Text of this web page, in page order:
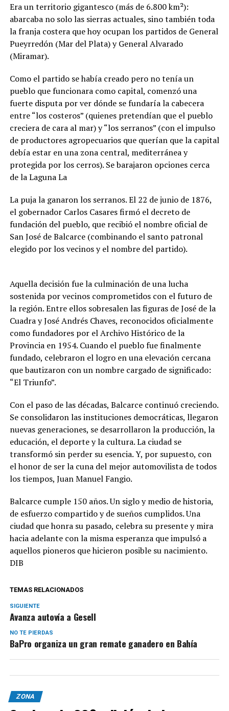
Era un territorio gigantesco (más de 6.800 km²):
abarcaba no solo las sierras actuales, sino también toda
la franja costera que hoy ocupan los partidos de General
Pueyrredón (Mar del Plata) y General Alvarado
(Miramar).
Como el partido se había creado pero no tenía un
pueblo que funcionara como capital, comenzó una
fuerte disputa por ver dónde se fundaría la cabecera
entre “los costeros” (quienes pretendían que el pueblo
creciera de cara al mar) y “los serranos” (con el impulso
de productores agropecuarios que querían que la capital
debía estar en una zona central, mediterránea y
protegida por los cerros). Se barajaron opciones cerca
de la Laguna La
La puja la ganaron los serranos. El 22 de junio de 1876,
el gobernador Carlos Casares firmó el decreto de
fundación del pueblo, que recibió el nombre oficial de
San José de Balcarce (combinando el santo patronal
elegido por los vecinos y el nombre del partido).
Aquella decisión fue la culminación de una lucha
sostenida por vecinos comprometidos con el futuro de
la región. Entre ellos sobresalen las figuras de José de la
Cuadra y José Andrés Chaves, reconocidos oficialmente
como fundadores por el Archivo Histórico de la
Provincia en 1954. Cuando el pueblo fue finalmente
fundado, celebraron el logro en una elevación cercana
que bautizaron con un nombre cargado de significado:
“El Triunfo”.
Con el paso de las décadas, Balcarce continuó creciendo.
Se consolidaron las instituciones democráticas, llegaron
nuevas generaciones, se desarrollaron la producción, la
educación, el deporte y la cultura. La ciudad se
transformó sin perder su esencia. Y, por supuesto, con
el honor de ser la cuna del mejor automovilista de todos
los tiempos, Juan Manuel Fangio.
Balcarce cumple 150 años. Un siglo y medio de historia,
de esfuerzo compartido y de sueños cumplidos. Una
ciudad que honra su pasado, celebra su presente y mira
hacia adelante con la misma esperanza que impulsó a
aquellos pioneros que hicieron posible su nacimiento.
DIB
TEMAS RELACIONADOS
SIGUIENTE
Avanza autovía a Gesell
NO TE PIERDAS
BaPro organiza un gran remate ganadero en Bahía
ZONA